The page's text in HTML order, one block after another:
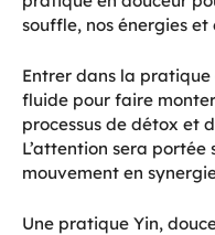
souffle, nos énergies
Entrer dans la
fluide pour faire
processus de détox et
L’attention sera
mouvement en
Une pratique Yin,